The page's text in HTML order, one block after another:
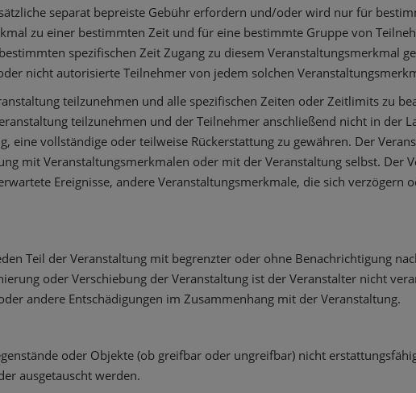
separat bepreiste Gebühr erfordern und/oder wird nur für
zu einer bestimmten Zeit und für eine bestimmte Gruppe von
spezifischen Zeit Zugang zu diesem Veranstaltungsmerkmal
nicht autorisierte Teilnehmer von jedem solchen
teilzunehmen und alle spezifischen Zeiten oder Zeitlimits zu
teilzunehmen und der Teilnehmer anschließend nicht in der
eine vollständige oder teilweise Rückerstattung zu gewähren. Der
mit Veranstaltungsmerkmalen oder mit der Veranstaltung selbst. Der
Ereignisse, andere Veranstaltungsmerkmale, die sich verzögern
Teil der Veranstaltung mit begrenzter oder ohne Benachrichtigung
oder Verschiebung der Veranstaltung ist der Veranstalter nicht
andere Entschädigungen im Zusammenhang mit der Veranstaltung.
oder Objekte (ob greifbar oder ungreifbar) nicht
ausgetauscht werden.